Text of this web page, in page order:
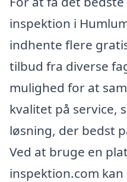
inspektion i
indhente flere
tilbud fra diverse
mulighed for at
kvalitet på service,
løsning, der bedst
Ved at bruge en
inspektion.com